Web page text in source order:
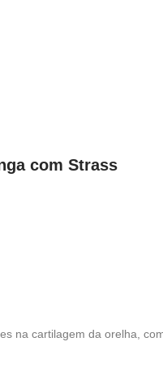
com Strass
na cartilagem da orelha,